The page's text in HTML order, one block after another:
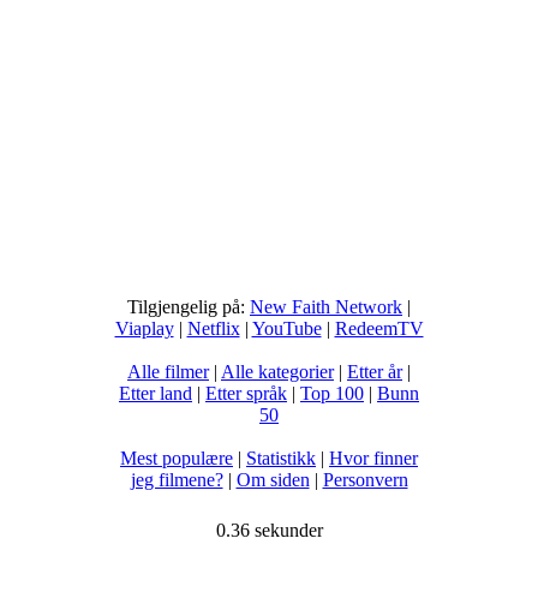
Tilgjengelig på: New Faith Network |
Viaplay| Netflix| YouTube| RedeemTV
Alle filmer| Alle kategorier| Etter år|
Etter land | Etter språk | Top 100 | Bunn
50
Mest populære | Statistikk | Hvor finner
jeg filmene?| Om siden| Personvern
0.36 sekunder